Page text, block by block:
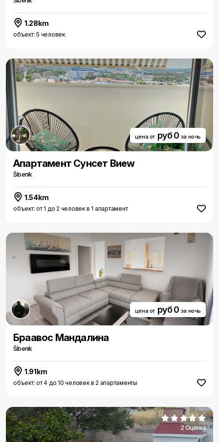
1.28km
объект: 5 человек
цена от руб 0 за ночь
Aпартамент Сунсет Виеw
Šibenik
1.54km
объект: от 1 до 2 человек в 1 апартамент
цена от руб 0 за ночь
Браавос Мандалина
Šibenik
1.91km
объект: от 4 до 10 человек в 2 апартаменты
2 Оценка